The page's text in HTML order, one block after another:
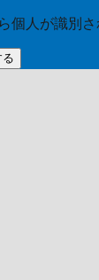
個人が識別さ